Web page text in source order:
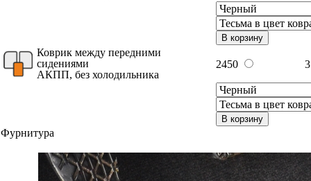
В корзину
Коврик между передними
сидениями
АКПП, без холодильника
2450
В корзину
Фурнитура